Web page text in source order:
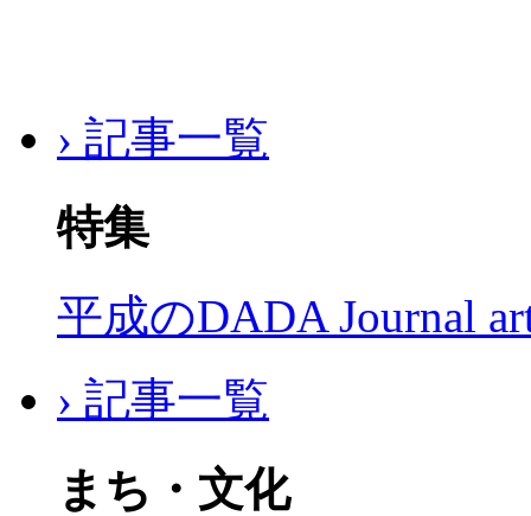
› 記事一覧
特集
平成のDADA Journal
› 記事一覧
まち・文化